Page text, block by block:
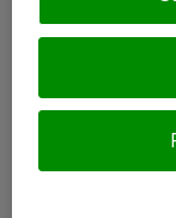
+(371) 67 81